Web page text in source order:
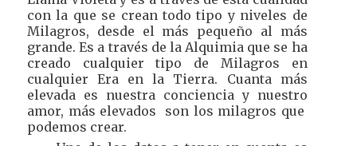
con la que se crean todo tipo y niveles de
Milagros, desde el más pequeño al más
grande. Es a través de la Alquimia que se ha
creado cualquier tipo de Milagros en
cualquier Era en la Tierra. Cuanta más
elevada es nuestra conciencia y nuestro
amor, más elevados son los milagros que
podemos crear.